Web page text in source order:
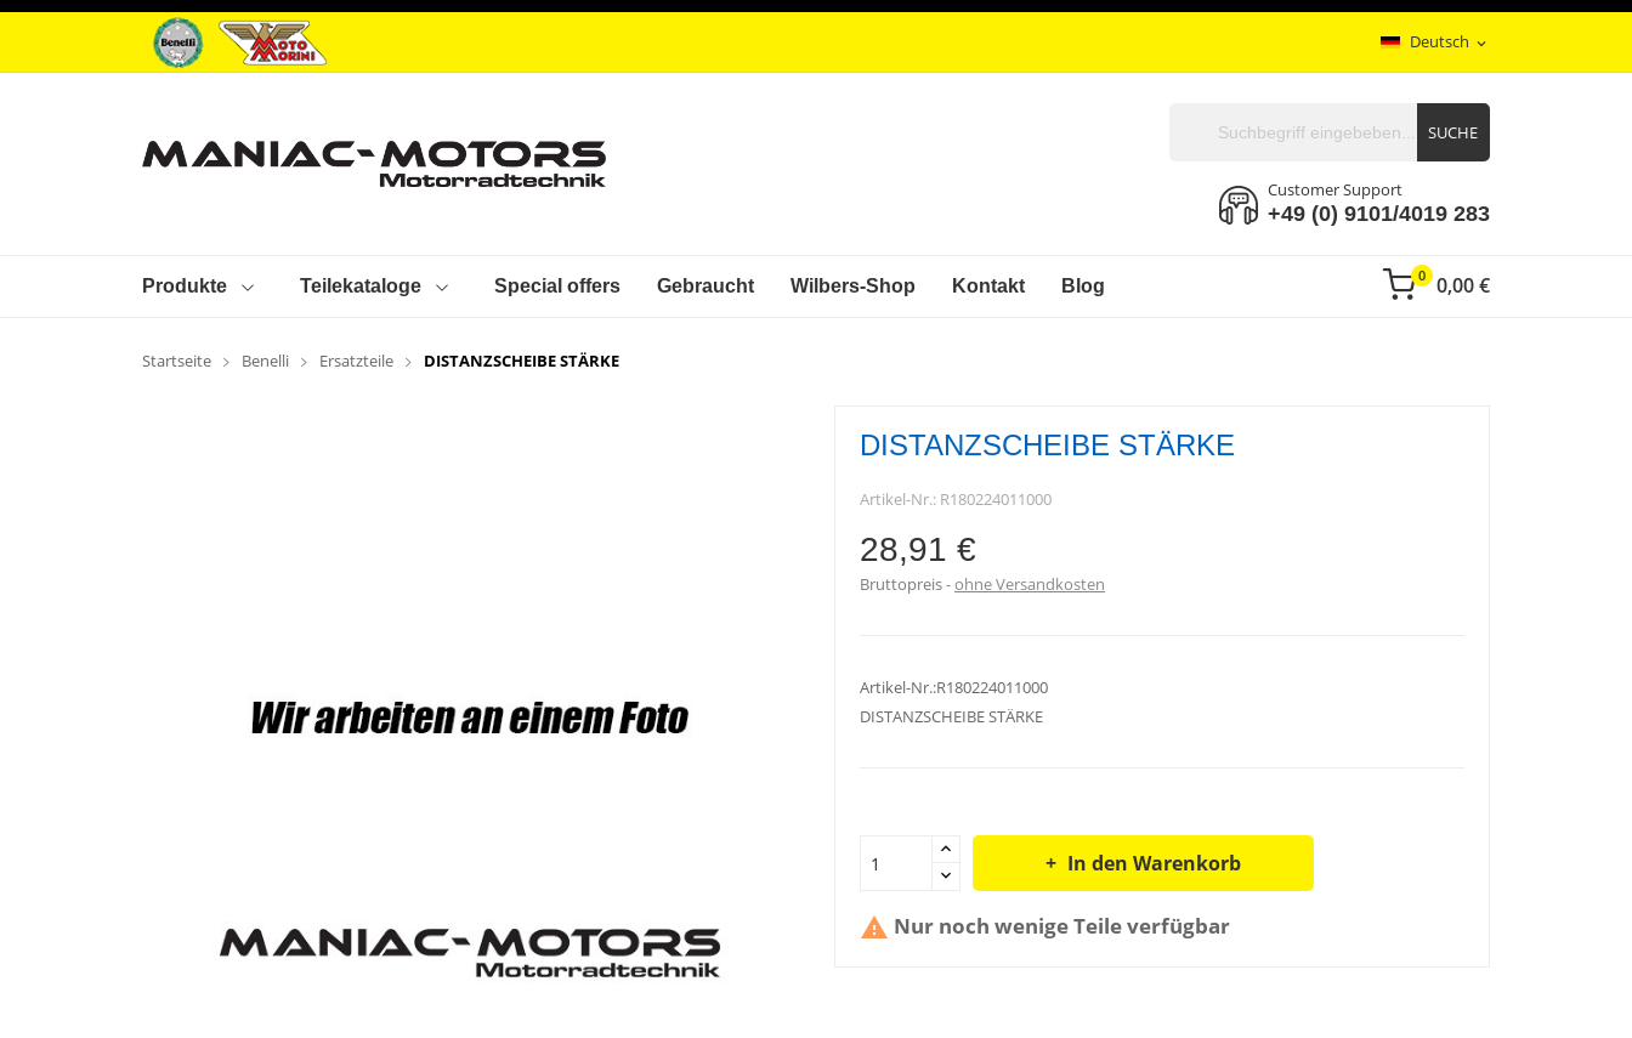
Deutsch expand_more
0,00 €
0
SUCHE
Customer Support
+49 (0) 9101/4019 283
Produkte Teilekataloge Special offers Gebraucht Wilbers-Shop Kontakt Blog
Startseite Benelli Ersatzteile DISTANZSCHEIBE STÄRKE
DISTANZSCHEIBE STÄRKE
Artikel-Nr.: R180224011000
28,91 €
Bruttopreis ohne Versandkosten
Artikel-Nr.:R180224011000
DISTANZSCHEIBE STÄRKE
In den Warenkorb
 Nur noch wenige Teile verfügbar